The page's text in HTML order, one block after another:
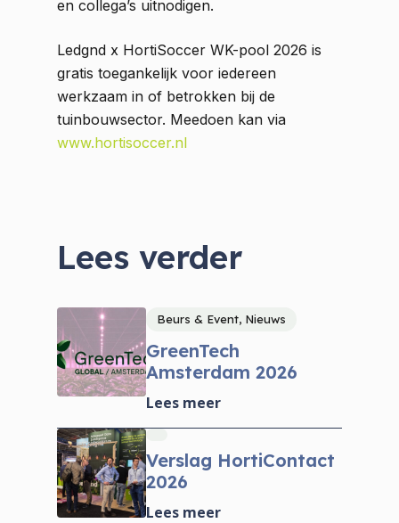
en collega’s uitnodigen.
Ledgnd x HortiSoccer WK-pool 2026 is
gratis toegankelijk voor iedereen
werkzaam in of betrokken bij de
tuinbouwsector. Meedoen kan via
www.hortisoccer.nl
Lees verder
Beurs & Event, Nieuws
GreenTech
Amsterdam 2026
Lees meer
Verslag HortiContact
2026
Lees meer